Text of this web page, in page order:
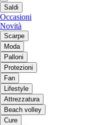
Saldi
Occasioni
Novità
Scarpe
Moda
Palloni
Protezioni
Fan
Lifestyle
Attrezzatura
Beach volley
Cure